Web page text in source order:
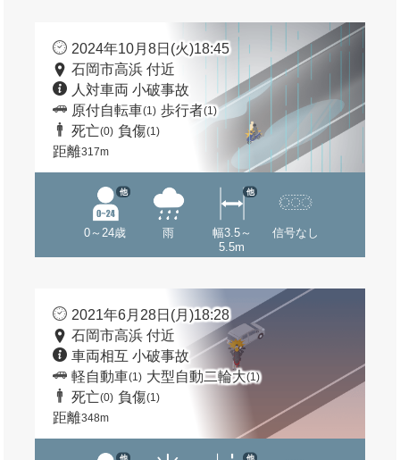
2024年10月8日(火)18:45
石岡市高浜 付近
人対車両 小破事故
原付自転車(1) 歩行者(1)
死亡(0) 負傷(1)
距離317m
0～24歳
他
雨
幅3.5～
5.5m
他
信号なし
2021年6月28日(月)18:28
石岡市高浜 付近
車両相互 小破事故
軽自動車(1) 大型自動二輪大(1)
死亡(0) 負傷(1)
距離348m
他 他